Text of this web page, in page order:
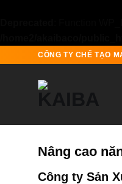
CÔNG TY CHẾ TẠO
Nâng cao
Công ty Sản